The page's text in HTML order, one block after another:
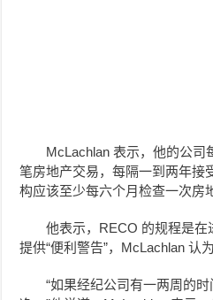
McLachlan 表示，他的公司
笔房地产交易，每隔一到两年接
构应该至少每六个月检查一次房
他表示，RECO 的规程是
提供“便利警告”，McLachlan 认
“如果经纪公司有一两周的